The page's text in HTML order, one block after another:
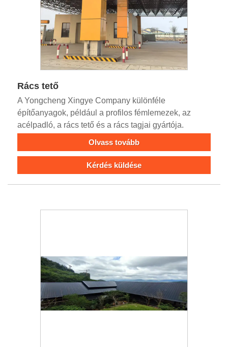
Rács tető
A Yongcheng Xingye Company különféle
építőanyagok, például a profilos fémlemezek, az
acélpadló, a rács tető és a rács tagjai gyártója.
Olvass tovább
Kérdés küldése